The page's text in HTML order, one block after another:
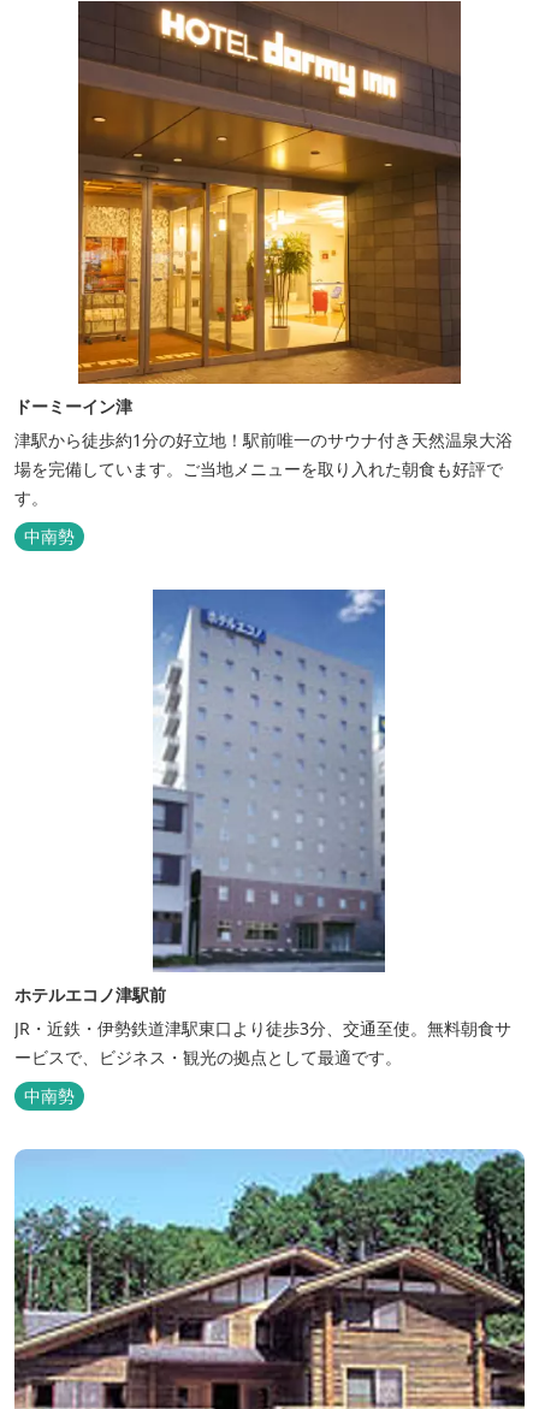
ドーミーイン津
津駅から徒歩約1分の好立地！駅前唯一のサウナ付き天然温泉大浴
場を完備しています。ご当地メニューを取り入れた朝食も好評で
す。
中南勢
ホテルエコノ津駅前
JR・近鉄・伊勢鉄道津駅東口より徒歩3分、交通至使。無料朝食サ
ービスで、ビジネス・観光の拠点として最適です。
中南勢